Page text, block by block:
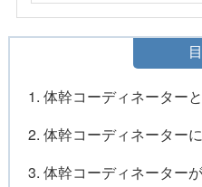
1. 体幹コーディネーター
2. 体幹コーディネーター
3. 体幹コーディネーター